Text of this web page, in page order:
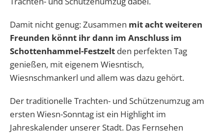
Damit nicht genug: Zusammen mit acht weiteren
Freunden könnt ihr dann im Anschluss im
Schottenhammel-Festzelt den perfekten Tag
genießen, mit eigenem Wiesntisch,
Wiesnschmankerl und allem was dazu gehört.
Der traditionelle Trachten- und Schützenumzug am
ersten Wiesn-Sonntag ist ein Highlight im
Jahreskalender unserer Stadt. Das Fernsehen